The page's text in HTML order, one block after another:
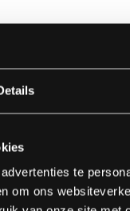
te
om ons